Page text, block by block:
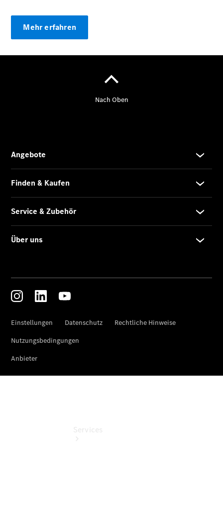
eVito
Kastenwagen
Vito Tourer
elektrisch
Citan
Kastenwagen
- elektrisch
Extras
Mehr erfahren